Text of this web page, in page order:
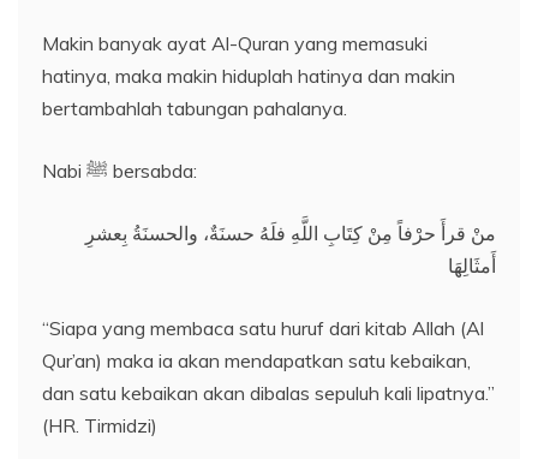
Makin banyak ayat Al-Quran yang memasuki
hatinya, maka makin hiduplah hatinya dan makin
bertambahlah tabungan pahalanya.
Nabi ﷺ bersabda:
منْ قرأَ حرْفاً مِنْ كِتَابِ اللَّهِ فلَهُ حسنَةٌ، والحسنَةُ بِعشرِ
أَمثَالِهَا
“Siapa yang membaca satu huruf dari kitab Allah (Al
Qur’an) maka ia akan mendapatkan satu kebaikan,
dan satu kebaikan akan dibalas sepuluh kali lipatnya.”
(HR. Tirmidzi)